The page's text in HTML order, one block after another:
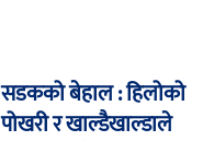
सडकको बेहाल : हिलोको
पोखरी र खाल्डैखाल्डाले